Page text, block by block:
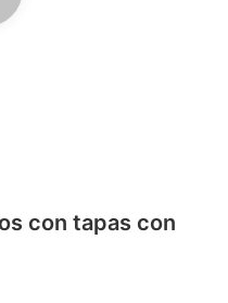
con tapas con